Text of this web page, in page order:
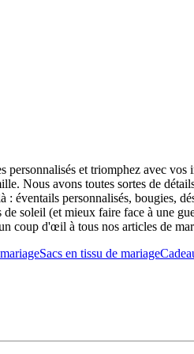
et triomphez avec
Nous avons toutes sortes de
éventails personnalisés, bougies,
de soleil (et mieux faire face à une
coup d'œil à tous nos articles de
Sacs en tissu de mariage